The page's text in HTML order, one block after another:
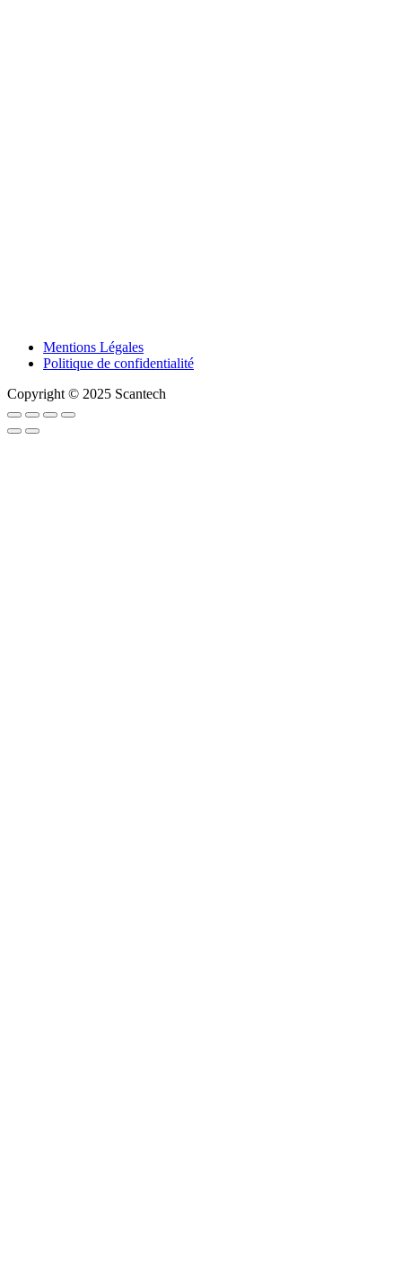
Mentions Légales
Politique de confidentialité
Copyright © 2025 Scantech